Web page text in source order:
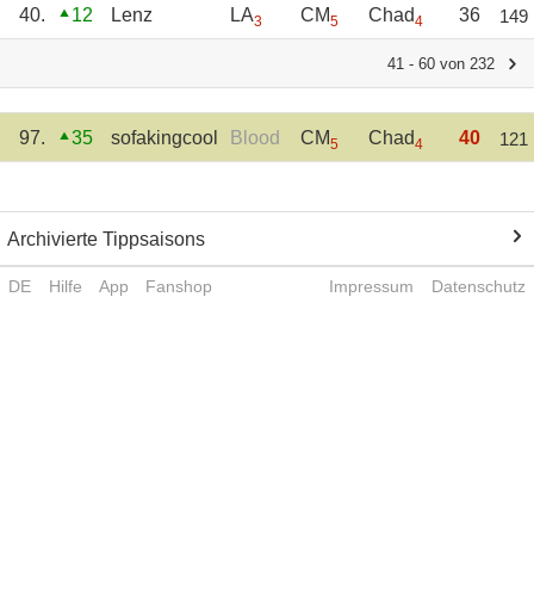
40. 12 Lenz LA3 CM5 Chad4 36 149
41 - 60 von 232
97. 35 sofakingcool Blood CM5 Chad4 40 121
Archivierte Tippsaisons
DE Hilfe App Fanshop Impressum Datenschutz